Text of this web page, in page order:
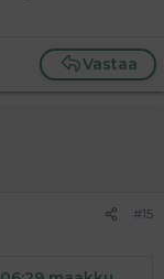
Vastaa
#15